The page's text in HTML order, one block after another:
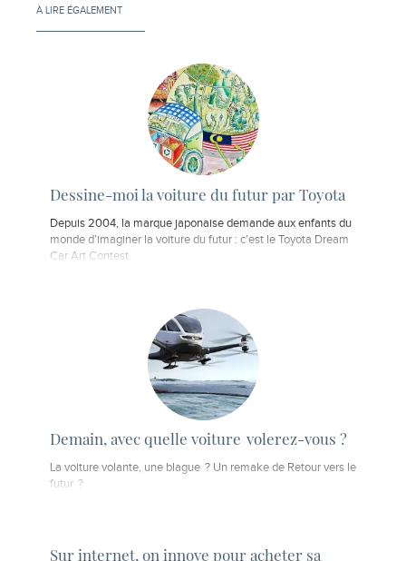
À LIRE ÉGALEMENT
Dessine-moi la voiture du futur par Toyota
Depuis 2004, la marque japonaise demande aux enfants du
monde d’imaginer la voiture du futur : c’est le Toyota Dream
Car Art Contest.
Demain, avec quelle voiture volerez-vous ?
La voiture volante, une blague ? Un remake de Retour vers le
futur ?
Sur internet, on innove pour acheter sa